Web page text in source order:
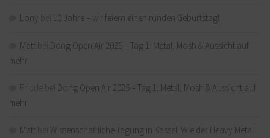
Lony 10 Jahre – wir feiern einen runden Geburtstag!
Matt
Dong Open Air 2025 – Tag 1: Metal, Mosh & Aussicht auf
mehr
Dong Open Air 2025 – Tag 1: Metal, Mosh & Aussicht auf
mehr
Matt
Wissenschaftliche Tagung in Kassel: Wie der Heavy Metal